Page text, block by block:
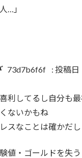
…」
73d7b6f6f : 投稿日
利してるし自分も
ないかもね
スなことは確かだし
値・ゴールドを失